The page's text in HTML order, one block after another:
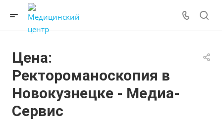
Цена:
Ректороманоскопия в
Новокузнецке - Медиа-
Сервис